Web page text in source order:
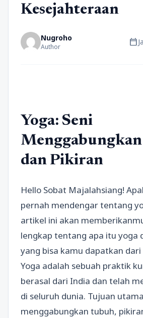
Kesejahteraan
Nugroho
Author calendar_today
Yoga: Seni
dan Pikiran
Hello Sobat Majalahsiang!
pernah mendengar tentang
artikel ini akan
lengkap tentang apa itu yoga
yang bisa kamu dapatkan
Yoga adalah sebuah praktik
berasal dari India dan telah
di seluruh dunia. Tujuan
menggabungkan tubuh,